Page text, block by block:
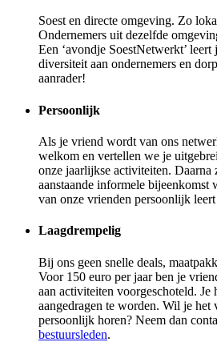
Soest en directe omgeving. Zo
Ondernemers uit dezelfde
Een ‘avondje SoestNetwerkt’ leert
diversiteit aan ondernemers en
aanrader!
Persoonlijk
Als je vriend wordt van ons
welkom en vertellen we je
onze jaarlijkse activiteiten. Daarna
aanstaande informele bijeenkomst
van onze vrienden persoonlijk
Laagdrempelig
Bij ons geen snelle deals,
Voor 150 euro per jaar ben je
aan activiteiten voorgeschoteld.
aangedragen te worden. Wil je het
persoonlijk horen? Neem dan
bestuursleden.